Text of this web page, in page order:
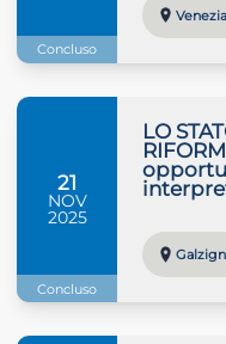
Concluso
21
NOV
2025
Concluso
LO